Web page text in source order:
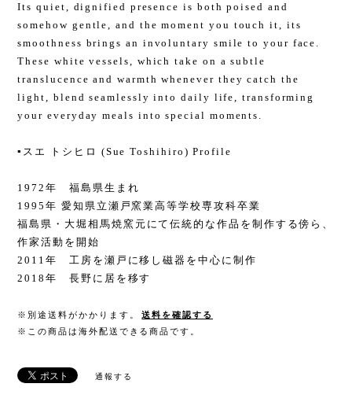
Its quiet, dignified presence is both poised and
somehow gentle, and the moment you touch it, its
smoothness brings an involuntary smile to your face.
These white vessels, which take on a subtle
translucence and warmth whenever they catch the
light, blend seamlessly into daily life, transforming
your everyday meals into special moments.
▪️スエ トシヒロ (Sue Toshihiro) Profile
1972年 福島県生まれ
1995年 愛知県立瀬戸窯業高等学校専攻科卒業
福島県・大堀相馬焼窯元にて伝統的な作品を制作する傍ら、
作家活動を開始
2011年 工房を瀬戸に移し磁器を中心に制作
2018年 長野に居を移す
※別途送料がかかります。
送料を確認する
※この商品は海外配送できる商品です。
通報する